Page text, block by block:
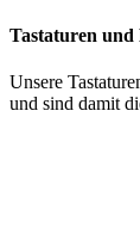
Tastaturen und
Unsere
und sind damit